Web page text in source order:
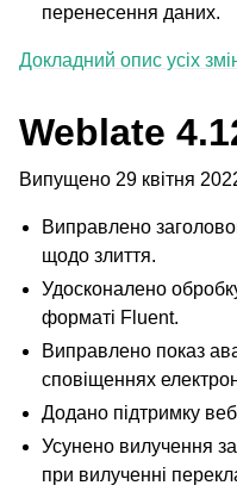
перенесення даних.
Докладний опис усіх
Weblate
Випущено 29 квітня
Виправлено
щодо злиття.
Удосконалено
форматі Fluent.
Виправлено показ
сповіщеннях
Додано підтримку
Усунено вилучення
при вилученні